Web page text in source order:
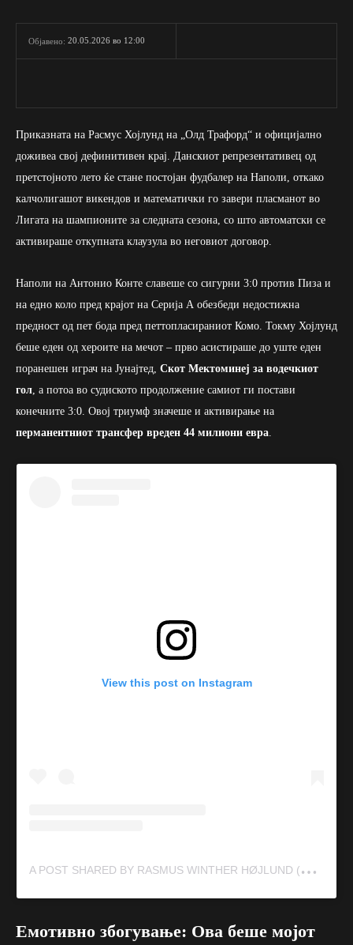
Објавено: 20.05.2026 во 12:00
Приказната на Расмус Хојлунд на „Олд Трафорд“ и официјално
доживеа свој дефинитивен крај. Данскиот репрезентативец од
претстојното лето ќе стане постојан фудбалер на Наполи, откако
калчолигашот викендов и математички го завери пласманот во
Лигата на шампионите за следната сезона, со што автоматски се
активираше откупната клаузула во неговиот договор.
Наполи на Антонио Конте славеше со сигурни 3:0 против Пиза и
на едно коло пред крајот на Серија А обезбеди недостижна
предност од пет бода пред петтопласираниот Комо. Токму Хојлунд
беше еден од хероите на мечот – прво асистираше до уште еден
поранешен играч на Јунајтед, Скот Мектоминеј за водечкиот
гол , а потоа во судиското продолжение самиот ги постави
конечните 3:0. Овој триумф значеше и активирање на
перманентниот трансфер вреден 44 милиони евра
View this post on Instagram
A
POST SHARED BY RASMUS WINTHER HØJLUND (@RASMUS.HOEJLUND)
Емотивно збогување: Ова беше мојот